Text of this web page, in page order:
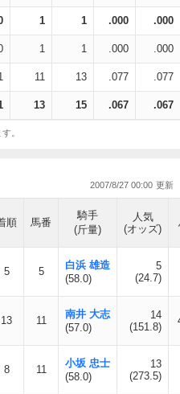
1 1 .000 .000
1 1 .000 .000
11 13 .077 .077
13 15 .067 .067
。
2007/8/27 00:00
順 馬番
騎手
(斤量)
人気
(オッズ)
5 5
白浜 雄造
(58.0)
5
(24.7)
13 11
南井 大志
(57.0)
14
(151.8)
8 11
小坂 忠士
(58.0)
13
(273.5)